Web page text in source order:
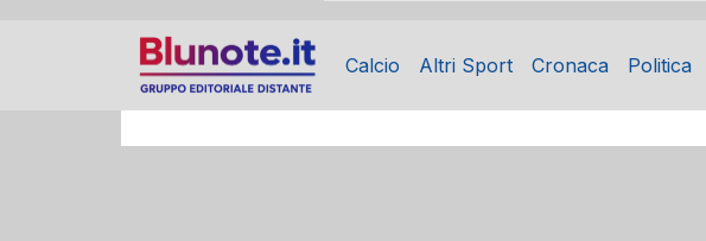
Calcio Altri Sport Cronaca Politica